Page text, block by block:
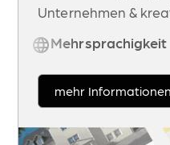
Unternehmen &
Mehrsprachigkeit
mehr Informationen